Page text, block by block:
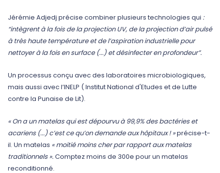
Jérémie Adjedj précise combiner plusieurs technologies qui :
“intègrent à la fois de la projection UV, de la projection d’air pulsé
à très haute température et de l’aspiration industrielle pour
nettoyer à la fois en surface (...) et désinfecter en profondeur”.
Un processus conçu avec des laboratoires microbiologiques,
mais aussi avec l’INELP ( Institut National d'Etudes et de Lutte
contre la Punaise de Lit).
« On a un matelas qui est dépourvu à 99,9% des bactéries et
acariens (...) c’est ce qu’on demande aux hôpitaux ! »précise-t-
il. Un matelas « moitié moins cher par rapport aux matelas
traditionnels ».Comptez moins de 300e pour un matelas
reconditionné.